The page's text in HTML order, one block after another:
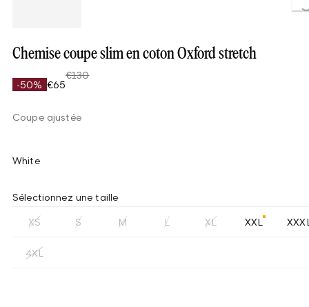
Chemise coupe slim en coton Oxford stretch
-50% €65
€130
Coupe ajustée
White
Sélectionnez une taille
XS S M L XL XXL
4XL